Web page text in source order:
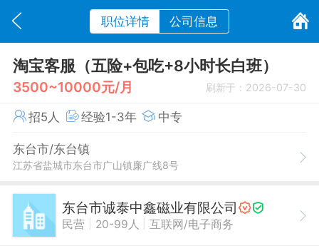
职位详情 公司信息
淘宝客服（五险+包吃+8小时长白班）
3500~10000元/月 刷新于：2026-07-30
招5人 经验1-3年 中专
东台市/东台镇
江苏省盐城市东台市广山镇廉广线8号
东台市诚泰中鑫磁业有限公司
民营 20-99人 互联网/电子商务